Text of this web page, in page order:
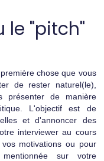
le "pitch"
chose que vous
de rester naturel(le),
présenter de manière
L'objectif est de
et d'annoncer des
interviewer au cours
motivations ou pour
sur votre